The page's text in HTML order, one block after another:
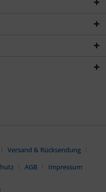
Versand & Rücksendung
AGB Impressum